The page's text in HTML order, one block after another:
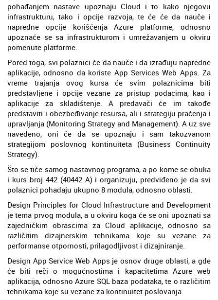
pohađanjem nastave upoznaju Cloud i to kako njegovu
infrastrukturu, tako i opcije razvoja, te će će da nauče i
napredne opcije korišćenja Azure platforme, odnosno
upoznaće se sa infrastrukturom i umrežavanjem u okviru
pomenute platforme.
Pored toga, svi polaznici će da nauče i da izrađuju napredne
aplikacije, odnosno da koriste App Services Web Apps. Za
vreme trajanja ovog kursa će svim polaznicima biti
predstavljene i opcije vezane za pristup podacima, kao i
aplikacije za skladištenje. A predavači će im takođe
predstaviti i obezbeđivanje resursa, ali i strategiju praćenja i
upravljanja (Monitoring Strategy and Management). A uz sve
navedeno, oni će da se upoznaju i sam takozvanom
strategijom poslovnog kontinuiteta (Business Continuity
Strategy).
Što se tiče samog nastavnog programa, a po kome se obuka
i kurs broj 442 (40442 A) i organizuju, predviđeno je da svi
polaznici pohađaju ukupno 8 modula, odnosno oblasti.
Design Principles for Cloud Infrastructure and Development
je tema prvog modula, a u okviru koga će se oni upoznati sa
zajedničkim obrascima za Cloud aplikacije, odnosno sa
različitim dizajnerskim tehnikama koje su vezane za
performanse otpornosti, prilagodljivost i dizajniranje.
Design App Service Web Apps je osnov druge oblasti, a gde
će biti reči o mogućnostima i kapacitetima Azure web
aplikacija, odnosno Azure SQL baza podataka, te o različitim
tehnikama koje su vezane za kontinuitet poslovanja.